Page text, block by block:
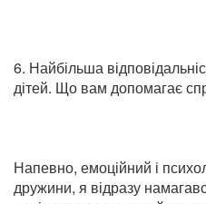
6. Найбільша
дітей. Що вам допомагає
Напевно, емоційний і
дружини, я відразу